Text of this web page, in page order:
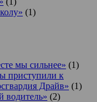
(1)
мы сильнее» (1)
приступили к
Драйв» (1)
водитель» (2)